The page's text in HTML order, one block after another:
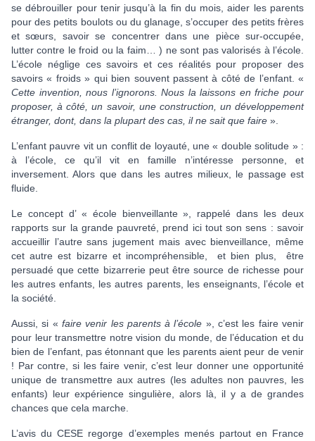
se débrouiller pour tenir jusqu’à la fin du mois, aider les parents
pour des petits boulots ou du glanage, s’occuper des petits frères
et sœurs, savoir se concentrer dans une pièce sur-occupée,
lutter contre le froid ou la faim… ) ne sont pas valorisés à l’école.
L’école néglige ces savoirs et ces réalités pour proposer des
savoirs « froids » qui bien souvent passent à côté de l’enfant. «
Cette invention, nous l’ignorons. Nous la laissons en friche pour
proposer, à côté, un savoir, une construction, un développement
étranger, dont, dans la plupart des cas, il ne sait que faire ».
L’enfant pauvre vit un conflit de loyauté, une « double solitude » :
à l’école, ce qu’il vit en famille n’intéresse personne, et
inversement. Alors que dans les autres milieux, le passage est
fluide.
Le concept d’ « école bienveillante », rappelé dans les deux
rapports sur la grande pauvreté, prend ici tout son sens : savoir
accueillir l’autre sans jugement mais avec bienveillance, même
cet autre est bizarre et incompréhensible, et bien plus, être
persuadé que cette bizarrerie peut être source de richesse pour
les autres enfants, les autres parents, les enseignants, l’école et
la société.
Aussi, si « faire venir les parents à l’école », c’est les faire venir
pour leur transmettre notre vision du monde, de l’éducation et du
bien de l’enfant, pas étonnant que les parents aient peur de venir
! Par contre, si les faire venir, c’est leur donner une opportunité
unique de transmettre aux autres (les adultes non pauvres, les
enfants) leur expérience singulière, alors là, il y a de grandes
chances que cela marche.
L’avis du CESE regorge d’exemples menés partout en France